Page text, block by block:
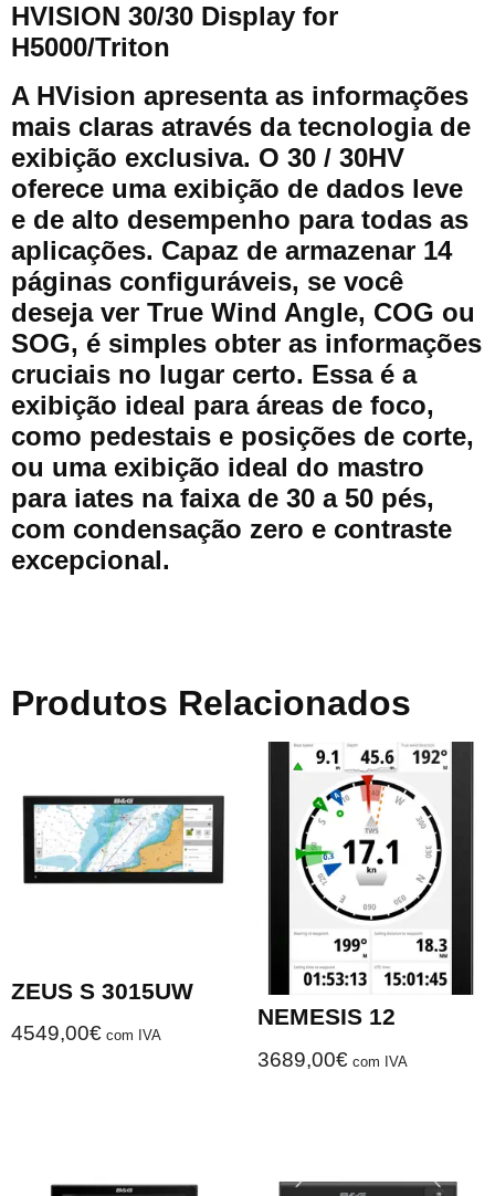
HVISION 30/30 Display for
H5000/Triton
A HVision apresenta as informações
mais claras através da tecnologia de
exibição exclusiva. O 30 / 30HV
oferece uma exibição de dados leve
e de alto desempenho para todas as
aplicações. Capaz de armazenar 14
páginas configuráveis, se você
deseja ver True Wind Angle, COG ou
SOG, é simples obter as informações
cruciais no lugar certo. Essa é a
exibição ideal para áreas de foco,
como pedestais e posições de corte,
ou uma exibição ideal do mastro
para iates na faixa de 30 a 50 pés,
com condensação zero e contraste
excepcional.
Produtos Relacionados
ZEUS S 3015UW
4549,00€ com IVA
NEMESIS 12
3689,00€ com IVA